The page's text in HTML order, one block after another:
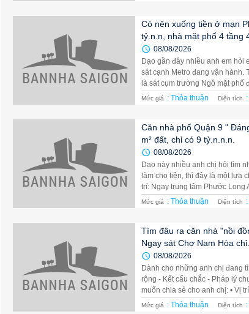
Có nên xuống tiền ở mạn
tỷ.n.n, nhà mặt phố 4 tầng
08/08/2026
Dạo gần đây nhiều anh em hỏi
sát cạnh Metro đang vận hành.
là sát cụm trường Ngô mặt phố
Mức giá : Thỏa thuận Diện tích
Căn nhà phố Quận 9 "
m² đất, chỉ có 9 tỷ.n.n.n.
08/08/2026
Dạo này nhiều anh chị hỏi tìm
làm cho tiện, thì đây là một lựa
trí: Ngay trung tâm Phước Long
Mức giá : Thỏa thuận Diện tích
Tìm đâu ra căn nhà "nồi
Ngay sát Chợ Nam Hòa chỉ...
08/08/2026
Dành cho những anh chị đang
rộng - Kết cấu chắc - Pháp lý
muốn chia sẻ cho anh chị: • Vị
Mức giá : Thỏa thuận Diện tích